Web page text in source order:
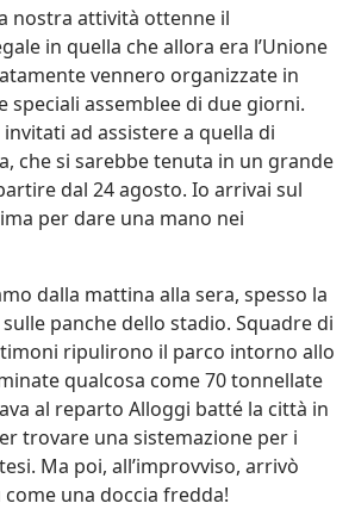
nostra attività ottenne il
in quella che allora era l’Unione
vennero organizzate in
speciali assemblee di due giorni.
ad assistere a quella di
che si sarebbe tenuta in un grande
dal 24 agosto. Io arrivai sul
per dare una mano nei
dalla mattina alla sera, spesso la
panche dello stadio. Squadre di
ripulirono il parco intorno allo
qualcosa come 70 tonnellate
al reparto Alloggi batté la città in
trovare una sistemazione per i
Ma poi, all’improvviso, arrivò
una doccia fredda!